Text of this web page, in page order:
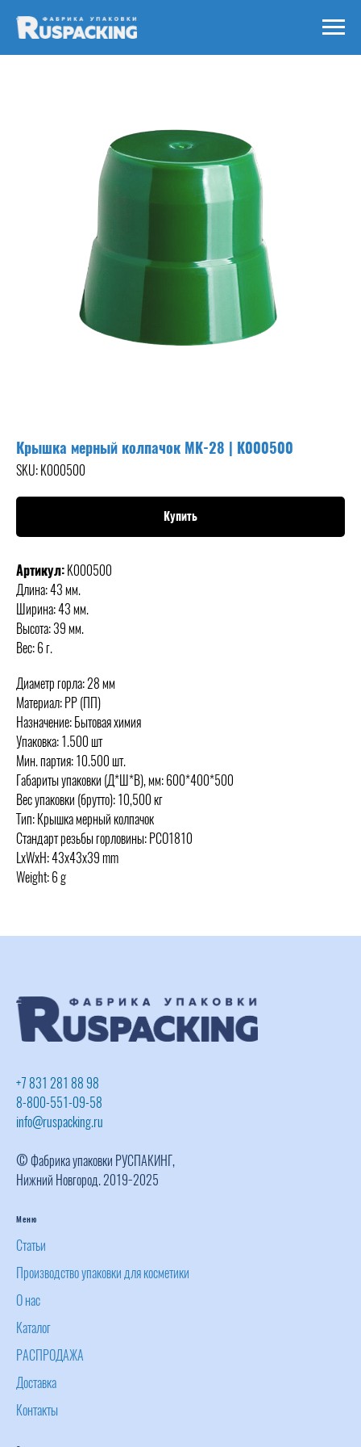
Крышка мерный колпачок MK-28 | K000500
SKU: K000500
Купить
Артикул: K000500
Длина: 43 мм.
Ширина: 43 мм.
Высота: 39 мм.
Вес: 6 г.
Диаметр горла: 28 мм
Материал: PP (ПП)
Назначение: Бытовая химия
Упаковка: 1.500 шт
Мин. партия: 10.500 шт.
Габариты упаковки (Д*Ш*В), мм: 600*400*500
Вес упаковки (брутто): 10,500 кг
Тип: Крышка мерный колпачок
Стандарт резьбы горловины: PCO1810
LxWxH: 43x43x39 mm
Weight: 6 g
+7 831 281 88 98
8-800-551-09-58
info@ruspacking.ru
© Фабрика упаковки РУСПАКИНГ,
Нижний Новгород. 2019−2025
Меню
Статьи
Производство упаковки для косметики
О нас
Каталог
РАСПРОДАЖА
Доставка
Контакты